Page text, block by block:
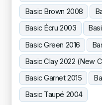
Basic Brown 2008
Basic Écru 2003
Basic Green 2016
Basic Clay 2022 (New
Basic Garnet 2015
Basic Taupé 2004